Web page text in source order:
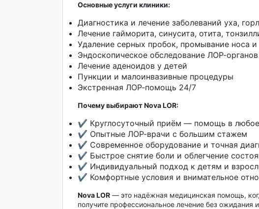
Основные услуги клиники:
Диагностика и лечение заболеваний уха,
Лечение гайморита, синусита, отита,
Удаление серных пробок, промывание носа
Эндоскопическое обследование ЛОР-органов
Лечение аденоидов у детей
Пункции и малоинвазивные процедуры
Экстренная ЛОР-помощь 24/7
Почему выбирают Nova LOR:
✔️ Круглосуточный приём — помощь в
✔️ Опытные ЛОР-врачи с большим стажем
✔️ Современное оборудование и точная
✔️ Быстрое снятие боли и облегчение
✔️ Индивидуальный подход к детям и
✔️ Комфортные условия и внимательное
Nova LOR — это надёжная медицинская помощь,
получите профессиональное лечение без ожидания